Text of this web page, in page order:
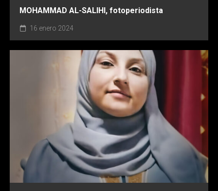
MOHAMMAD AL-SALIHI, fotoperiodista
16 enero 2024